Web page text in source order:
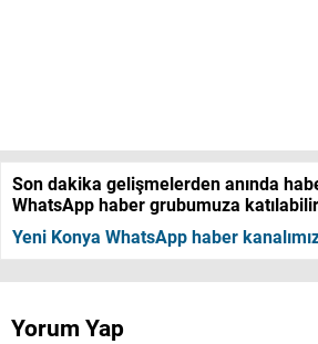
Son dakika gelişmelerden anında
WhatsApp haber grubumuza
Yeni Konya WhatsApp haber
Yorum Yap